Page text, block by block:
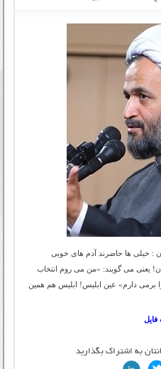
: خیلی‌ ها حاضرند آدم‌ های خوبی
یعنی می‌ گویند: «من می‌ روم انتخاب
دارم» عین ابلیس! ابلیس هم همین‌
فایل
به اشتراک بگذارید